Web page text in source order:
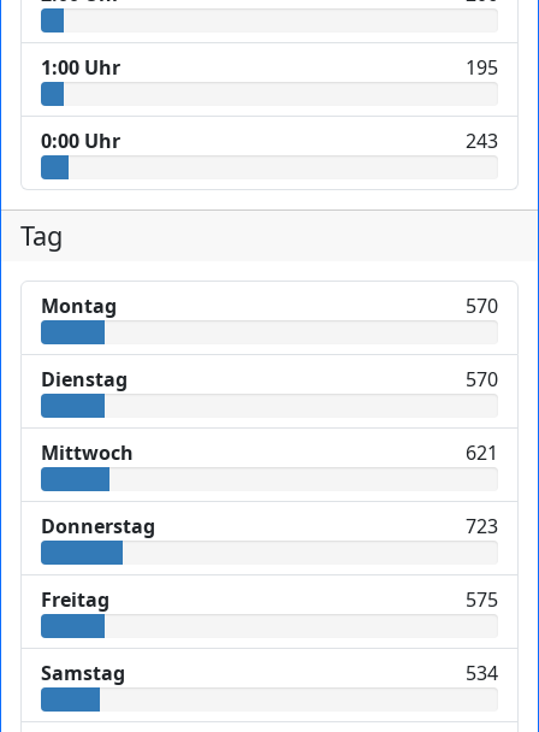
1:00 Uhr 195
0:00 Uhr 243
Tag
Montag 570
Dienstag 570
Mittwoch 621
Donnerstag 723
Freitag 575
Samstag 534